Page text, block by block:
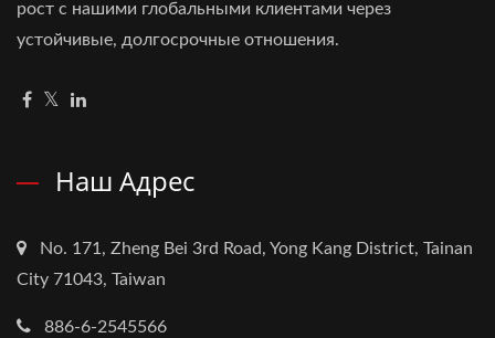
рост с нашими глобальными клиентами через
устойчивые, долгосрочные отношения.
Наш Адрес
No. 171, Zheng Bei 3rd Road, Yong Kang District, Tainan
City 71043, Taiwan
886-6-2545566